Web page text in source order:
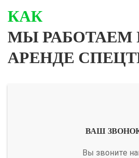
КАК
МЫ РАБОТАЕМ
АРЕНДЕ
ВАШ
Вы звоните